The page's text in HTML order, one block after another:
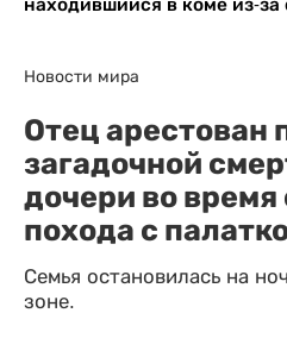
находившийся в коме из-за
Новости мира
Отец арестован
загадочной
дочери во время
похода с
Семья остановилась на
зоне.